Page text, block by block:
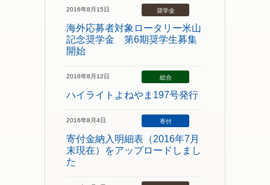
2016年8月15日 奨学金
海外応募者対象ロータリー米山
記念奨学金 第6期奨学生募集
開始
2016年8月12日 総合
ハイライトよねやま197号発行
2016年8月4日 寄付
寄付金納入明細表（2016年7月
末現在）をアップロードしまし
た